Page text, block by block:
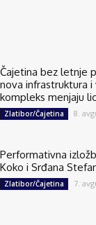
Čajetina bez letnje
nova infrastruktura
kompleks menjaju
Zlatibor/Čajetina 8.
Performativna
Koko i Srđana
Zlatibor/Čajetina 7.